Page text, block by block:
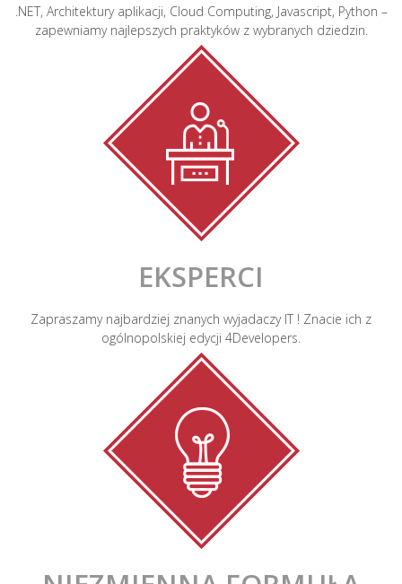
.NET, Architektury aplikacji, Cloud Computing, Javascript, Python –
zapewniamy najlepszych praktyków z wybranych dziedzin.
EKSPERCI
Zapraszamy najbardziej znanych wyjadaczy IT ! Znacie ich z
ogólnopolskiej edycji 4Developers.